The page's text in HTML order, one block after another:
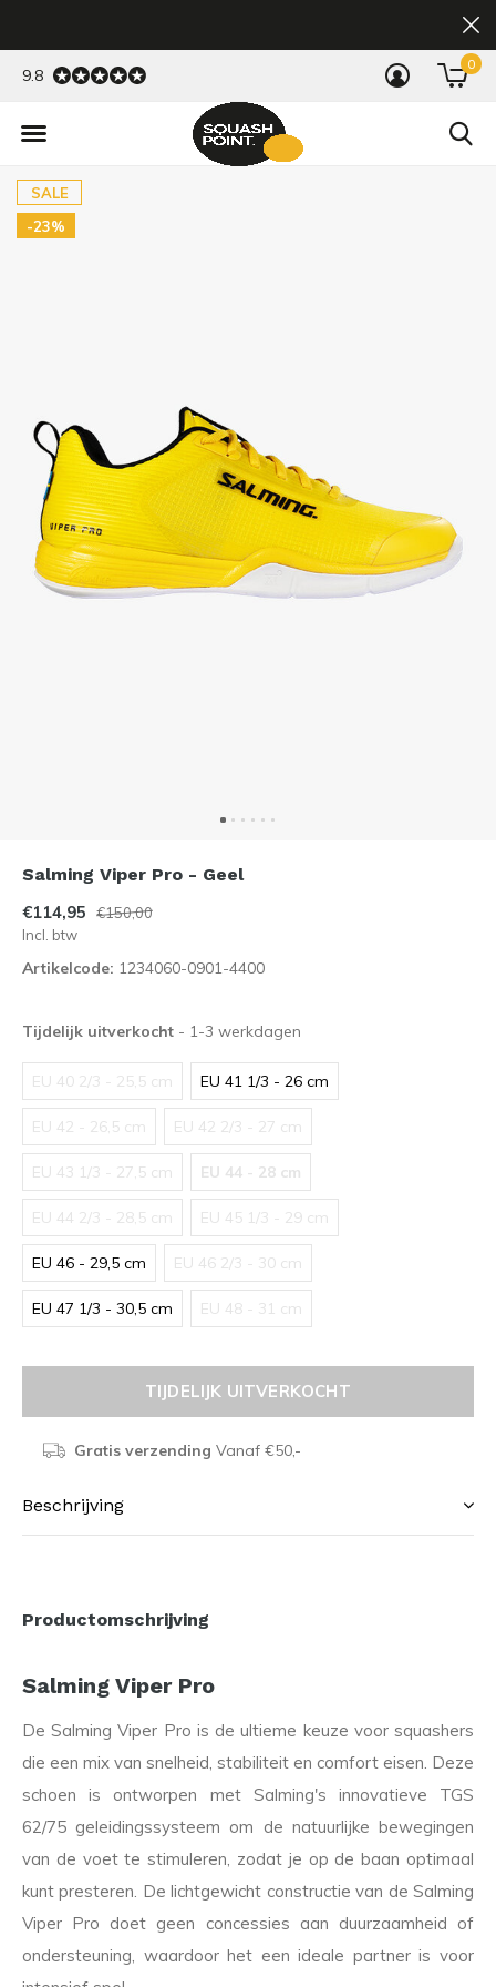
0
9.8
SALE
-23%
Salming Viper Pro - Geel
€114,95
€150,00
Incl. btw
Artikelcode: 1234060-0901-4400
Tijdelijk uitverkocht - 1-3 werkdagen
EU 40 2/3 - 25,5 cm EU 41 1/3 - 26 cm
EU 42 - 26,5 cm EU 42 2/3 - 27 cm
EU 43 1/3 - 27,5 cm EU 44 - 28 cm
EU 44 2/3 - 28,5 cm EU 45 1/3 - 29 cm
EU 46 - 29,5 cm EU 46 2/3 - 30 cm
EU 47 1/3 - 30,5 cm EU 48 - 31 cm
TIJDELIJK UITVERKOCHT
Gratis verzending Vanaf €50,-
Beschrijving
Productomschrijving
Salming Viper Pro
De Salming Viper Pro is de ultieme keuze voor squashers
die een mix van snelheid, stabiliteit en comfort eisen. Deze
schoen is ontworpen met Salming's innovatieve TGS
62/75 geleidingssysteem om de natuurlijke bewegingen
van de voet te stimuleren, zodat je op de baan optimaal
kunt presteren. De lichtgewicht constructie van de Salming
Viper Pro doet geen concessies aan duurzaamheid of
ondersteuning, waardoor het een ideale partner is voor